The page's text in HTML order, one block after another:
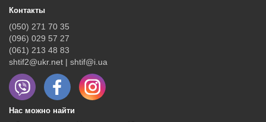
Контакты
(050) 271 70 35
(096) 029 57 27
(061) 213 48 83
shtif2@ukr.net | shtif@i.ua
Нас можно найти